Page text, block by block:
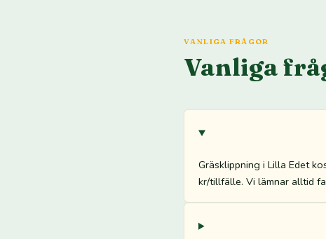
VANLIGA FRÅGOR
Vanliga
Gräsklippning i Lilla Edet
kr/tillfälle. Vi lämnar alltid